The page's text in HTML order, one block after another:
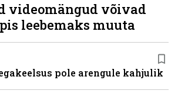
videomängud võivad
leebemaks muuta
pole arengule kahjulik